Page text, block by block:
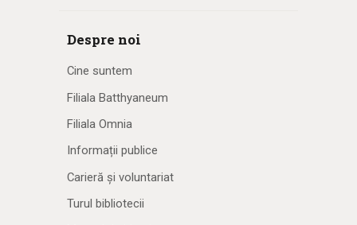
Despre noi
Cine suntem
Filiala Batthyaneum
Filiala Omnia
Informații publice
Carieră și voluntariat
Turul bibliotecii